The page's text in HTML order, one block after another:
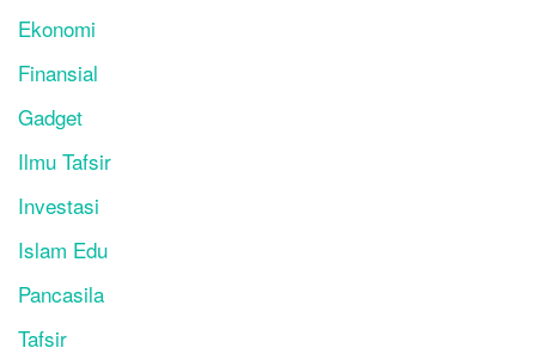
Ekonomi
Finansial
Gadget
Ilmu Tafsir
Investasi
Islam Edu
Pancasila
Tafsir